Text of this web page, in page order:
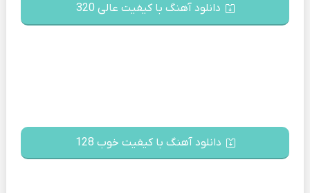
دانلود آهنگ با کیفیت عالی 320
دانلود آهنگ با کیفیت خوب 128